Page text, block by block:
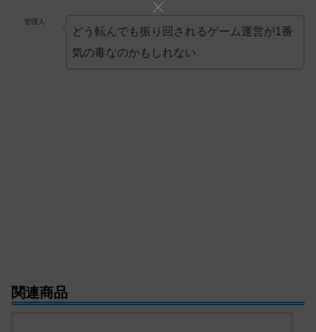
管理人
どう転んでも振り回されるゲーム運営が1番
気の毒なのかもしれない
関連商品